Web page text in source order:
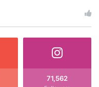
71,562